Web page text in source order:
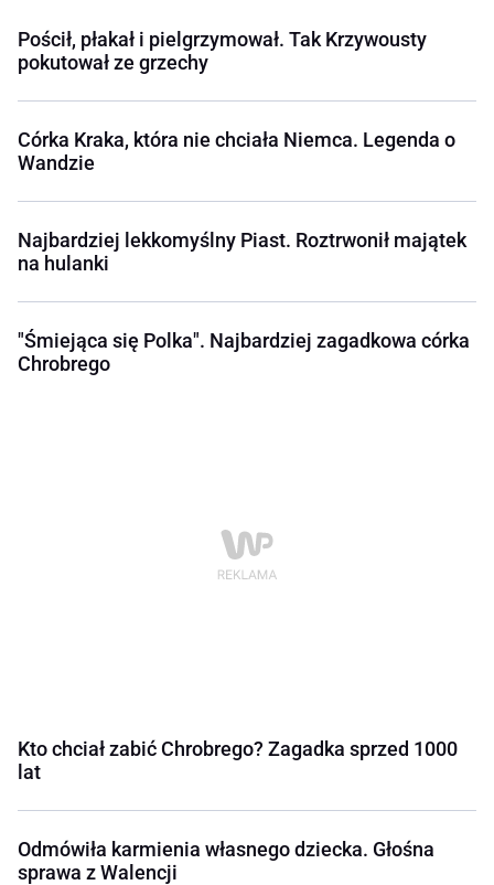
Pościł, płakał i pielgrzymował. Tak Krzywousty
pokutował ze grzechy
Córka Kraka, która nie chciała Niemca. Legenda o
Wandzie
Najbardziej lekkomyślny Piast. Roztrwonił majątek
na hulanki
"Śmiejąca się Polka". Najbardziej zagadkowa córka
Chrobrego
Kto chciał zabić Chrobrego? Zagadka sprzed 1000
lat
Odmówiła karmienia własnego dziecka. Głośna
sprawa z Walencji